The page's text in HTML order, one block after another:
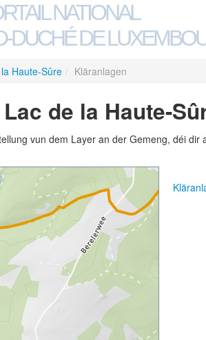
NATIONAL
DUCHÉ DE
Haute-Sûre / Kläranlagen
de la Haute-
vun dem Layer an der Gemeng, déi